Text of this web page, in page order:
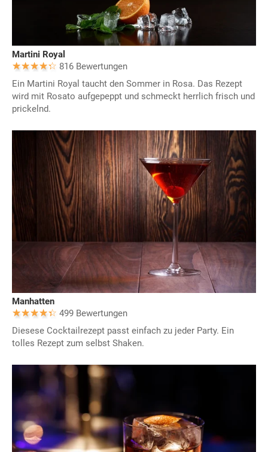
Martini Royal
816 Bewertungen
Ein Martini Royal taucht den Sommer in Rosa. Das Rezept
wird mit Rosato aufgepeppt und schmeckt herrlich frisch und
prickelnd.
Manhatten
499 Bewertungen
Diesese Cocktailrezept passt einfach zu jeder Party. Ein
tolles Rezept zum selbst Shaken.